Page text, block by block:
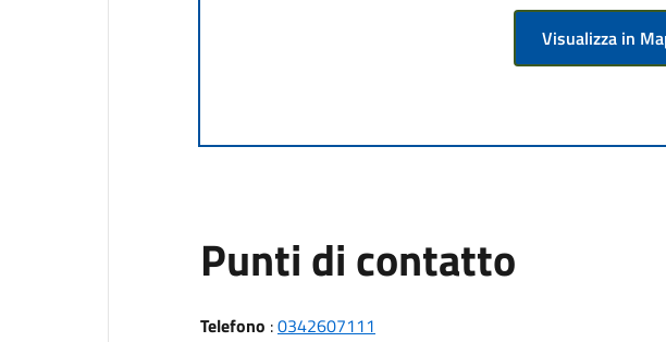
Visualizza in
Punti di contatto
Telefono :0342607111